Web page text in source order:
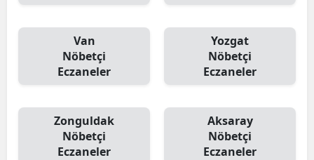
Van
Nöbetçi
Eczaneler
Yozgat
Nöbetçi
Eczaneler
Zonguldak
Nöbetçi
Eczaneler
Aksaray
Nöbetçi
Eczaneler